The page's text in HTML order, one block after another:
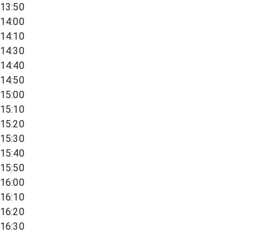
13:50
14:00
14:10
14:30
14:40
14:50
15:00
15:10
15:20
15:30
15:40
15:50
16:00
16:10
16:20
16:30